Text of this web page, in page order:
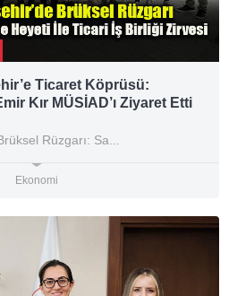
Ticaret Köprüsü:
Kır MÜSİAD’ı Ziyaret Etti
Rüzgarı: Sa...
Ekonomi